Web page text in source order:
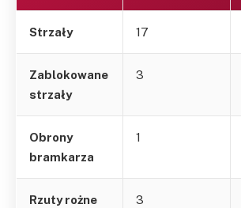
Strzały 17
Zablokowane
strzały
3
Obrony
bramkarza
1
Rzuty rożne 3